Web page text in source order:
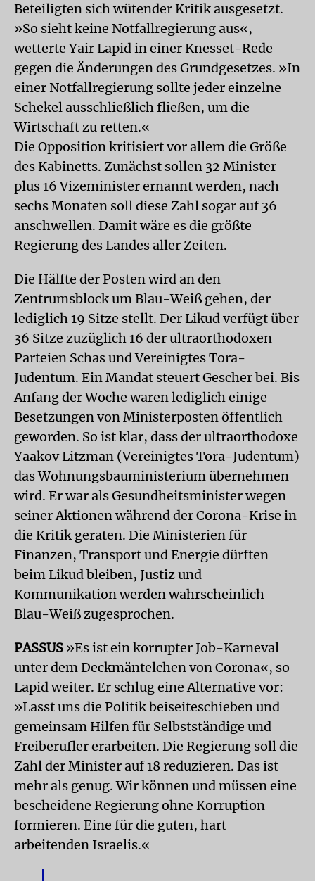
Beteiligten sich wütender Kritik ausgesetzt.
»So sieht keine Notfallregierung aus«,
wetterte Yair Lapid in einer Knesset-Rede
gegen die Änderungen des Grundgesetzes. »In
einer Notfallregierung sollte jeder einzelne
Schekel ausschließlich fließen, um die
Wirtschaft zu retten.«
Die Opposition kritisiert vor allem die Größe
des Kabinetts. Zunächst sollen 32 Minister
plus 16 Vizeminister ernannt werden, nach
sechs Monaten soll diese Zahl sogar auf 36
anschwellen. Damit wäre es die größte
Regierung des Landes aller Zeiten.
Die Hälfte der Posten wird an den
Zentrumsblock um Blau-Weiß gehen, der
lediglich 19 Sitze stellt. Der Likud verfügt über
36 Sitze zuzüglich 16 der ultraorthodoxen
Parteien Schas und Vereinigtes Tora-
Judentum. Ein Mandat steuert Gescher bei. Bis
Anfang der Woche waren lediglich einige
Besetzungen von Ministerposten öffentlich
geworden. So ist klar, dass der ultraorthodoxe
Yaakov Litzman (Vereinigtes Tora-Judentum)
das Wohnungsbauministerium übernehmen
wird. Er war als Gesundheitsminister wegen
seiner Aktionen während der Corona-Krise in
die Kritik geraten. Die Ministerien für
Finanzen, Transport und Energie dürften
beim Likud bleiben, Justiz und
Kommunikation werden wahrscheinlich
Blau-Weiß zugesprochen.
PASSUS »Es ist ein korrupter Job-Karneval
unter dem Deckmäntelchen von Corona«, so
Lapid weiter. Er schlug eine Alternative vor:
»Lasst uns die Politik beiseiteschieben und
gemeinsam Hilfen für Selbstständige und
Freiberufler erarbeiten. Die Regierung soll die
Zahl der Minister auf 18 reduzieren. Das ist
mehr als genug. Wir können und müssen eine
bescheidene Regierung ohne Korruption
formieren. Eine für die guten, hart
arbeitenden Israelis.«